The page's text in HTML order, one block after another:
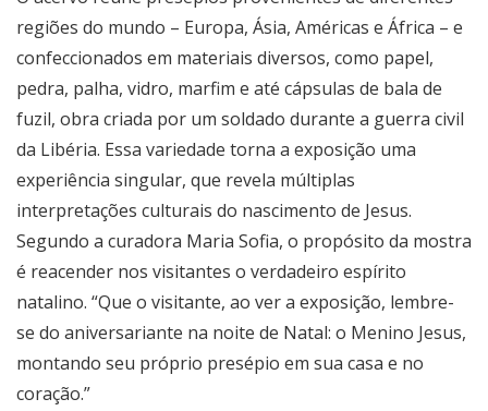
regiões do mundo – Europa, Ásia, Américas e África – e
confeccionados em materiais diversos, como papel,
pedra, palha, vidro, marfim e até cápsulas de bala de
fuzil, obra criada por um soldado durante a guerra civil
da Libéria. Essa variedade torna a exposição uma
experiência singular, que revela múltiplas
interpretações culturais do nascimento de Jesus.
Segundo a curadora Maria Sofia, o propósito da mostra
é reacender nos visitantes o verdadeiro espírito
natalino. “Que o visitante, ao ver a exposição, lembre-
se do aniversariante na noite de Natal: o Menino Jesus,
montando seu próprio presépio em sua casa e no
coração.”